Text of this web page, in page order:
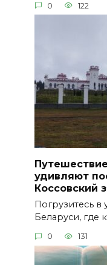
0 122
удивляют
Коссовский
Погрузитесь
Беларуси, где
0 131